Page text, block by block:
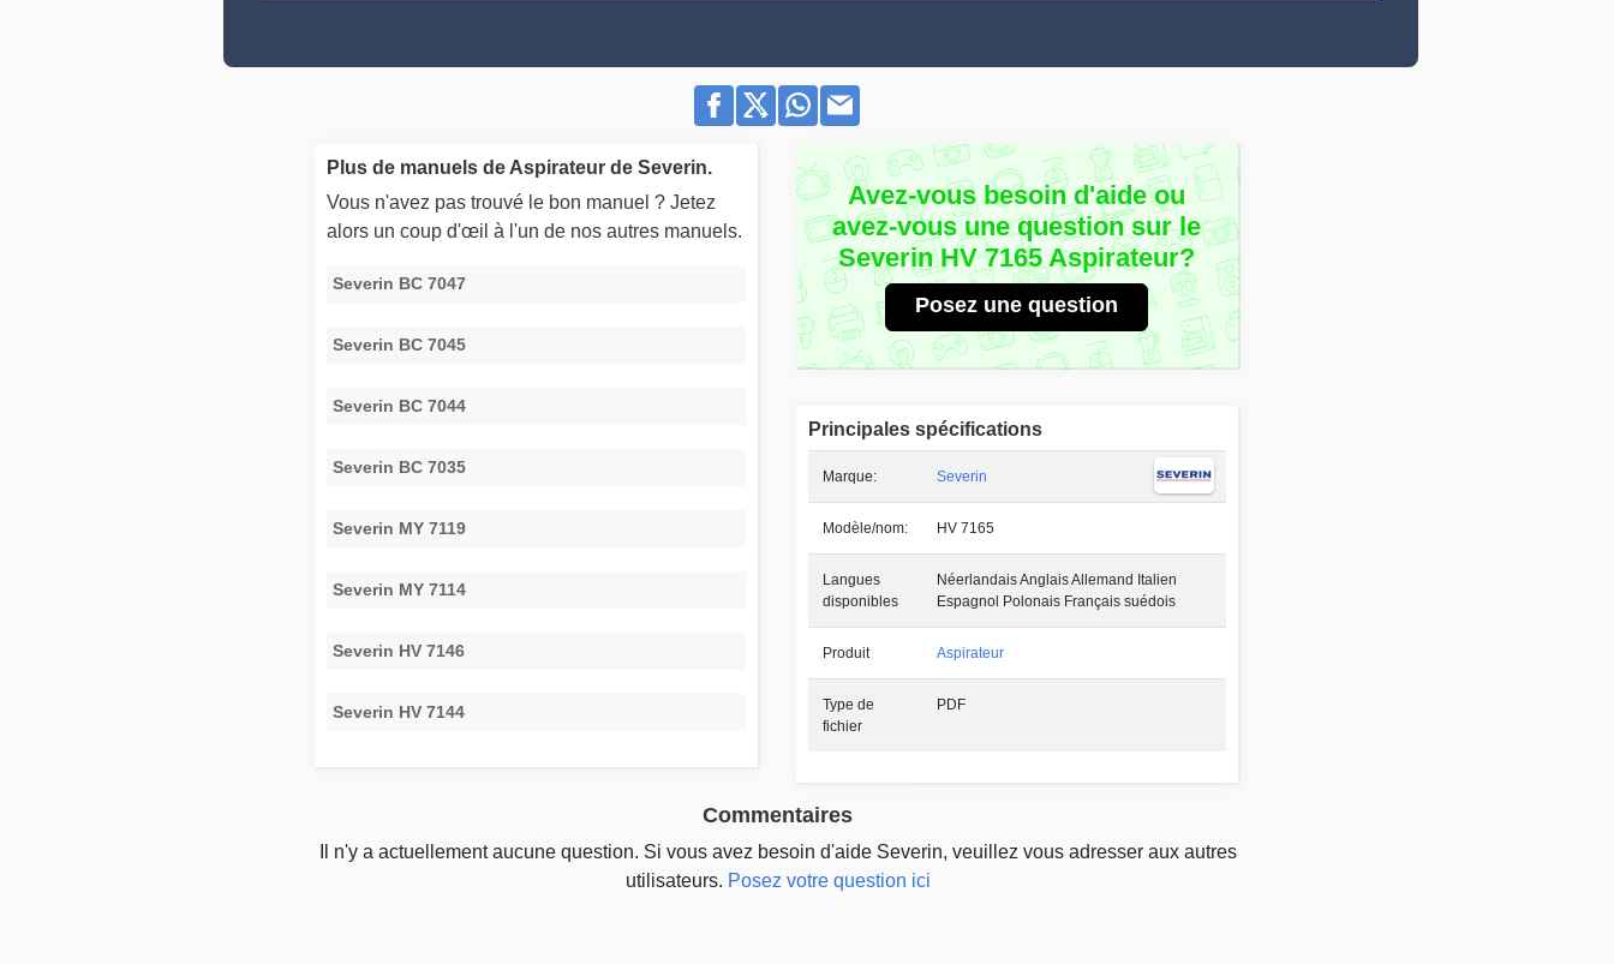
Avez-vous besoin d'aide ou
avez-vous une question sur le
Severin HV 7165 Aspirateur?
Posez une question
Principales spécifications
Marque: Severin
Modèle/nom: HV 7165
Langues
disponibles
Néerlandais Anglais Allemand Italien
Espagnol Polonais Français suédois
Produit Aspirateur
Type de
fichier
PDF
Plus de manuels de Aspirateur de Severin.
Vous n'avez pas trouvé le bon manuel ? Jetez
alors un coup d'œil à l'un de nos autres manuels.
Severin BC 7047
Severin BC 7045
Severin BC 7044
Severin BC 7035
Severin MY 7119
Severin MY 7114
Severin HV 7146
Severin HV 7144
Commentaires
Il n'y a actuellement aucune question. Si vous avez besoin d'aide Severin, veuillez vous adresser aux autres
utilisateurs. Posez votre question ici